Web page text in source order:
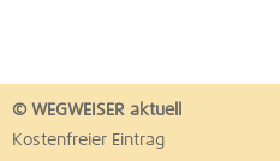
© WEGWEISER aktuell
Kostenfreier Eintrag